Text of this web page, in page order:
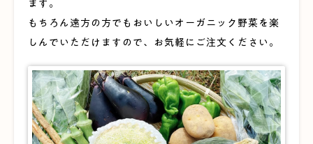
ます。
もちろん遠方の方でもおいしいオーガニック野菜を楽
しんでいただけますので、お気軽にご注文ください。